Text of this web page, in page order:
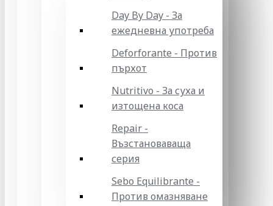
Day By Day - За
ежедневна употреба
Deforforante - Против
пърхот
Nutritivo - За суха и
изтощена коса
Repair -
Възстановаваща
серия
Sebo Equilibrante -
Против омазняване